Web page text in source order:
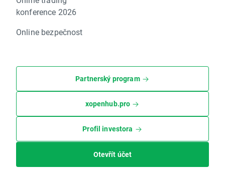
konference 2026
Online bezpečnost
Partnerský program
xopenhub.pro
Profil investora
Otevřít účet